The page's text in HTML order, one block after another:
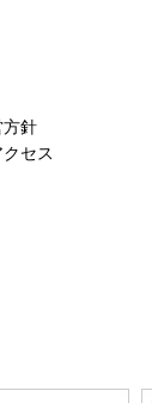
針
セス